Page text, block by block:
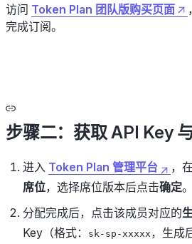
访问 Token Plan 团队版购买页面
完成订阅。
步骤二：获取 API Key
进入 Token Plan 管理平台 ，在
席位，选择席位版本后点击确定。
分配完成后，点击该成员对应的
Key（格式：
sk-sp-xxxxx ，生成